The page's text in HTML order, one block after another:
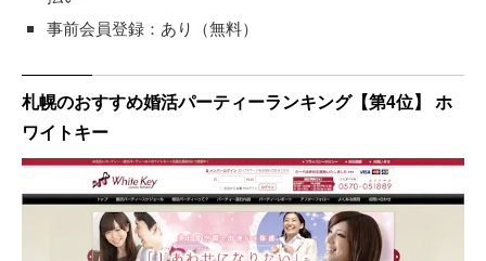
事前会員登録：あり（無料）
札幌のおすすめ婚活パーティーランキング【第4位】 ホ
ワイトキー